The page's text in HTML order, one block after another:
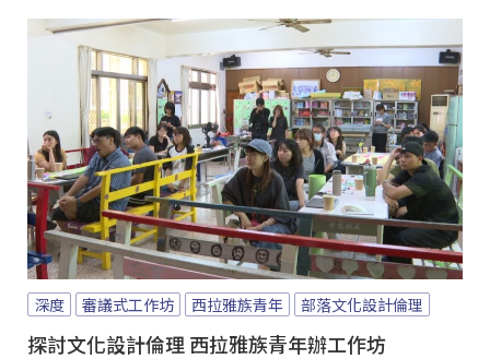
深度 審議式工作坊 西拉雅族青年 部落文化設計倫理
探討文化設計倫理 西拉雅族青年辦工作坊